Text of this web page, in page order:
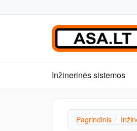
Inžinerinės sistemos
Pagrindinis